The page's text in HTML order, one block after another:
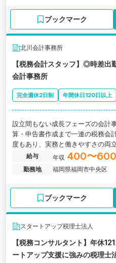
ブックマーク
北川会計事務所
【税務会計スタッフ】◎時差出
会計事務所
完全週休2日制 年間休日120日以上
設立間もない成長フェーズの会計
算・申告書作成まで一連の税務会
度もあり、実務と働きやすさの両
給与 年収 400〜600
勤務地
福岡県福岡市中央区
ブックマーク
スタートアップ税理士法人
【税務コンサルタント】年休
ートアップ支援に強みの税理士